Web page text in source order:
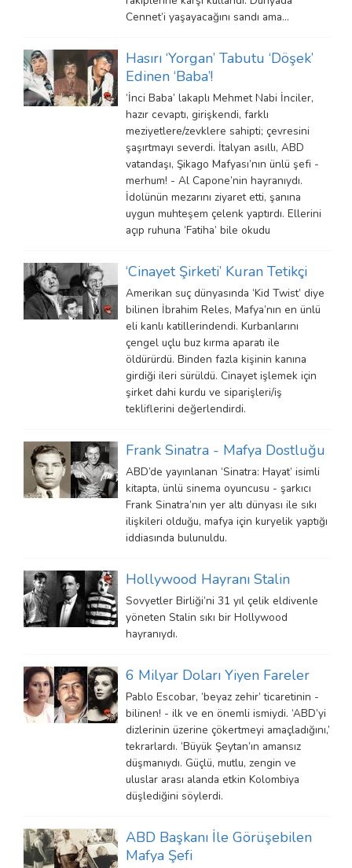
Cennet’i yaşayacağını sandı ama…
Hasırı ‘Yorgan’ Tabutu ‘Döşek’
Edinen ‘Baba’!
‘İnci Baba’ lakaplı Mehmet Nabi İnciler,
hazır cevaptı, girişkendi, farklı
meziyetlere/zevklere sahipti; çevresini
şaşırtmayı severdi. İtalyan asıllı, ABD
vatandaşı, Şikago Mafyası’nın ünlü şefi -
merhum! - Al Capone’nin hayranıydı.
İdolünün mezarını ziyaret etti, şanına
uygun muhteşem çelenk yaptırdı. Ellerini
açıp ruhuna ‘Fatiha’ bile okudu
‘Cinayet Şirketi’ Kuran Tetikçi
Amerikan suç dünyasında ‘Kid Twist’ diye
bilinen İbrahim Reles, Mafya’nın en ünlü
eli kanlı katillerindendi. Kurbanlarını
çengel uçlu buz kırma aparatı ile
öldürürdü. Binden fazla kişinin kanına
girdiği ileri sürüldü. Cinayet işlemek için
şirket dahi kurdu ve siparişleri/iş
tekliflerini değerlendirdi.
Frank Sinatra - Mafya Dostluğu
ABD’de yayınlanan ‘Sinatra: Hayat’ isimli
kitapta, ünlü sinema oyuncusu - şarkıcı
Frank Sinatra’nın yer altı dünyası ile sıkı
ilişkileri olduğu, mafya için kuryelik yaptığı
iddiasında bulunuldu.
Hollywood Hayranı Stalin
Sovyetler Birliği’ni 31 yıl çelik eldivenle
yöneten Stalin sıkı bir Hollywood
hayranıydı.
6 Milyar Doları Yiyen Fareler
Pablo Escobar, ‘beyaz zehir’ ticaretinin -
bilinen! - ilk ve en önemli ismiydi. ‘ABD’yi
dizlerinin üzerine çökertmeyi amaçladığını,’
tekrarlardı. ‘Büyük Şeytan’ın amansız
düşmanıydı. Güçlü, mutlu, zengin ve
uluslar arası alanda etkin Kolombiya
düşlediğini söylerdi.
ABD Başkanı İle Görüşebilen
Mafya Şefi